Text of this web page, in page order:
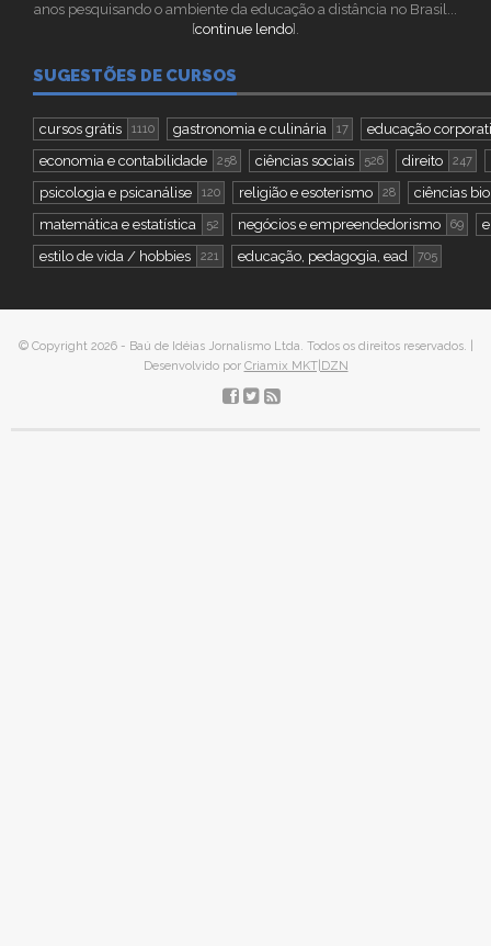
anos pesquisando o ambiente da educação a distância no Brasil...
[continue lendo].
SUGESTÕES DE CURSOS
cursos grátis 1110 gastronomia e culinária 17
educação
economia e contabilidade
258 ciências sociais 526 direito 247
psicologia e psicanálise 120 religião e esoterismo 28
ciências
matemática e estatística
52 negócios e empreendedorismo 69
estilo de vida / hobbies
221 educação, pedagogia, ead 705
© Copyright 2026 - Baú de Idéias Jornalismo Ltda. Todos os direitos reservados. |
Desenvolvido por Criamix MKT|DZN